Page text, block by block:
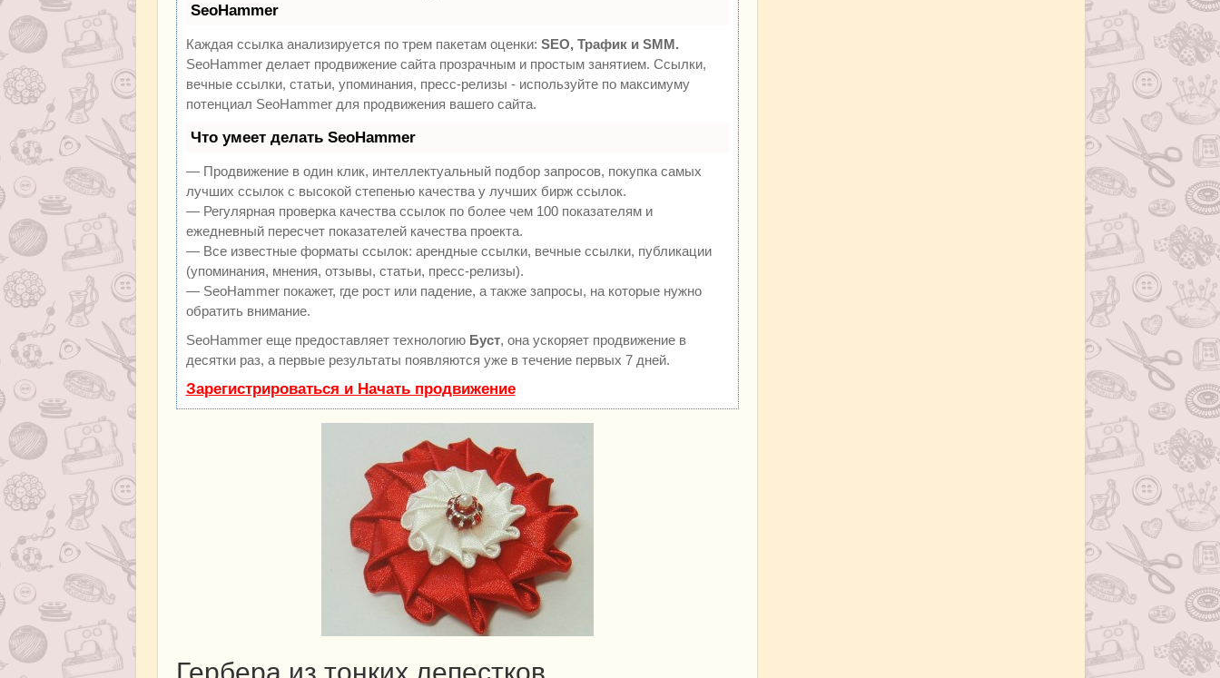
SeoHammer
Каждая ссылка анализируется по трем пакетам оценки: SEO, Трафик и SMM.
SeoHammer делает продвижение сайта прозрачным и простым занятием. Ссылки,
вечные ссылки, статьи, упоминания, пресс-релизы - используйте по максимуму
потенциал SeoHammer для продвижения вашего сайта.
Что умеет делать SeoHammer
— Продвижение в один клик, интеллектуальный подбор запросов, покупка самых
лучших ссылок с высокой степенью качества у лучших бирж ссылок.
— Регулярная проверка качества ссылок по более чем 100 показателям и
ежедневный пересчет показателей качества проекта.
— Все известные форматы ссылок: арендные ссылки, вечные ссылки, публикации
(упоминания, мнения, отзывы, статьи, пресс-релизы).
— SeoHammer покажет, где рост или падение, а также запросы, на которые нужно
обратить внимание.
SeoHammer еще предоставляет технологию Буст, она ускоряет продвижение в
десятки раз, а первые результаты появляются уже в течение первых 7 дней.
Зарегистрироваться и Начать продвижение
Гербера из тонких лепестков